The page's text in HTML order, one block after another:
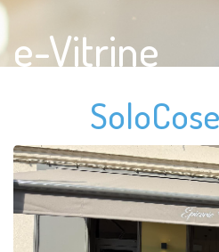
e-Vitrine